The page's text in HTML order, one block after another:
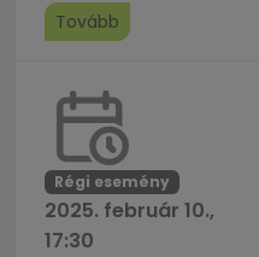
Tovább
Régi esemény
2025. február 10.,
17:30